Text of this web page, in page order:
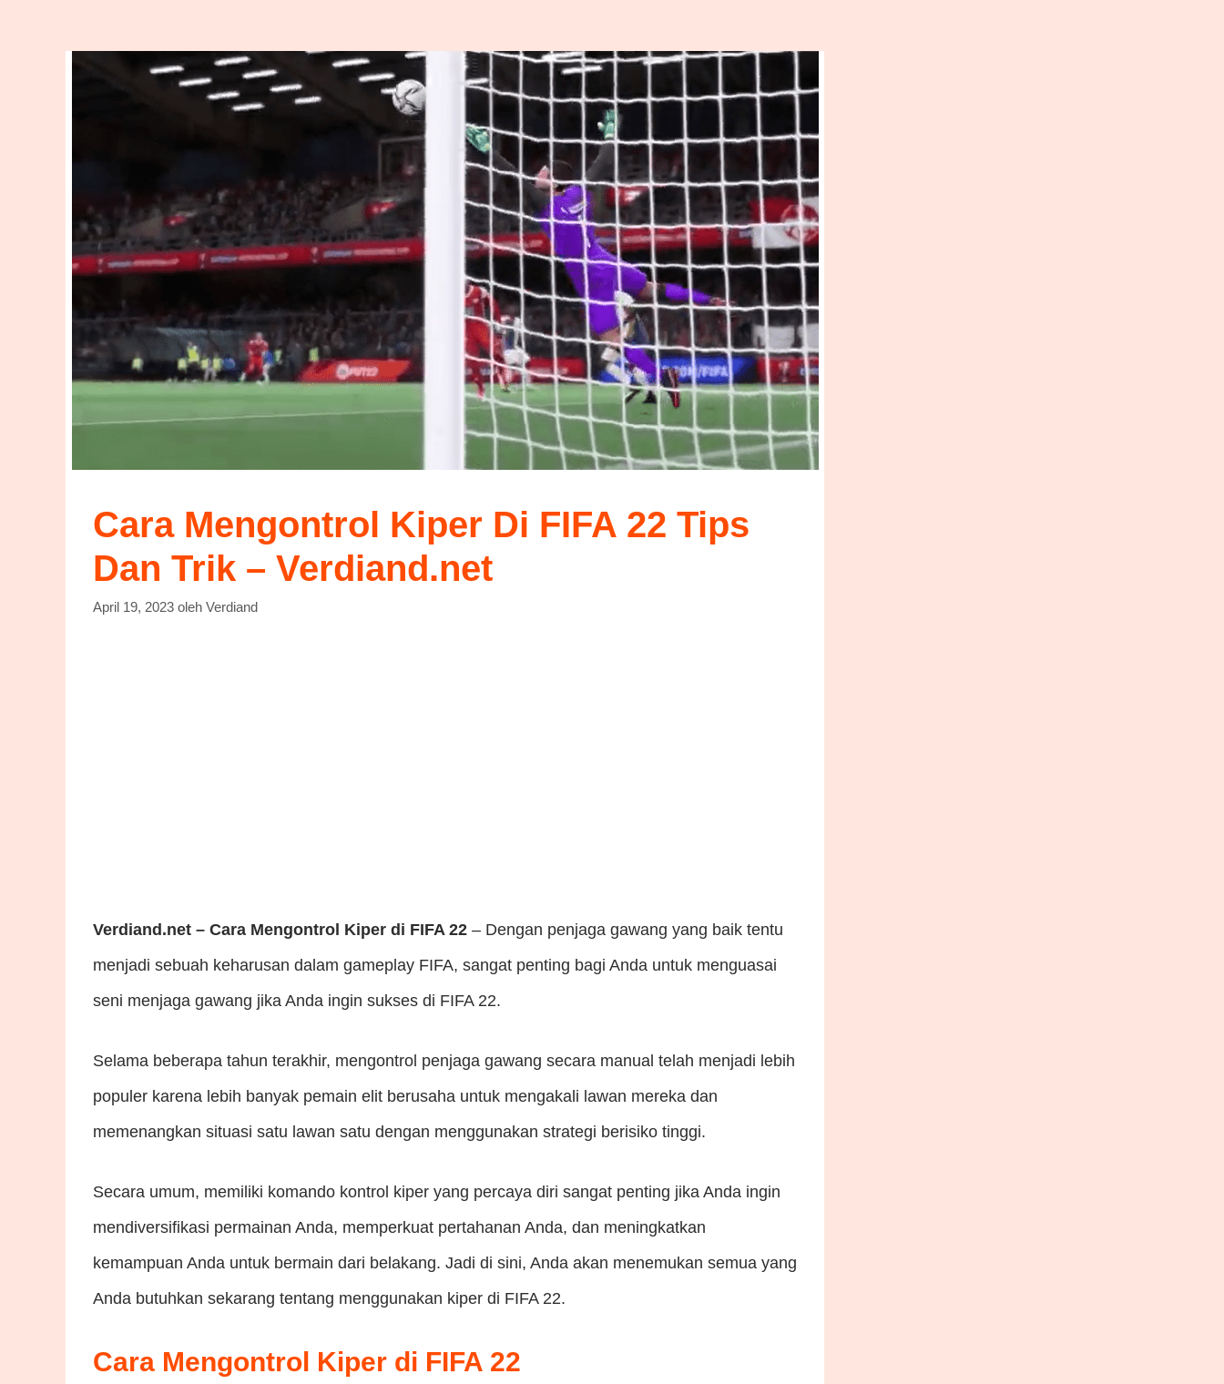
Cara Mengontrol Kiper Di FIFA 22 Tips
Dan Trik – Verdiand.net
April 19, 2023 oleh Verdiand
Verdiand.net – Cara Mengontrol Kiper di FIFA 22 – Dengan penjaga gawang yang baik tentu
menjadi sebuah keharusan dalam gameplay FIFA, sangat penting bagi Anda untuk menguasai
seni menjaga gawang jika Anda ingin sukses di FIFA 22.
Selama beberapa tahun terakhir, mengontrol penjaga gawang secara manual telah menjadi lebih
populer karena lebih banyak pemain elit berusaha untuk mengakali lawan mereka dan
memenangkan situasi satu lawan satu dengan menggunakan strategi berisiko tinggi.
Secara umum, memiliki komando kontrol kiper yang percaya diri sangat penting jika Anda ingin
mendiversifikasi permainan Anda, memperkuat pertahanan Anda, dan meningkatkan
kemampuan Anda untuk bermain dari belakang. Jadi di sini, Anda akan menemukan semua yang
Anda butuhkan sekarang tentang menggunakan kiper di FIFA 22.
Cara Mengontrol Kiper di FIFA 22